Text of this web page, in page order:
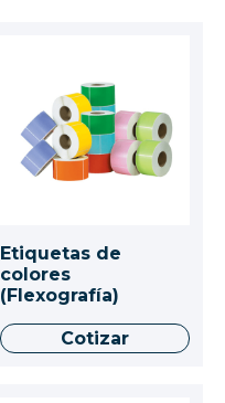
Etiquetas de
colores
(Flexografía)
Cotizar